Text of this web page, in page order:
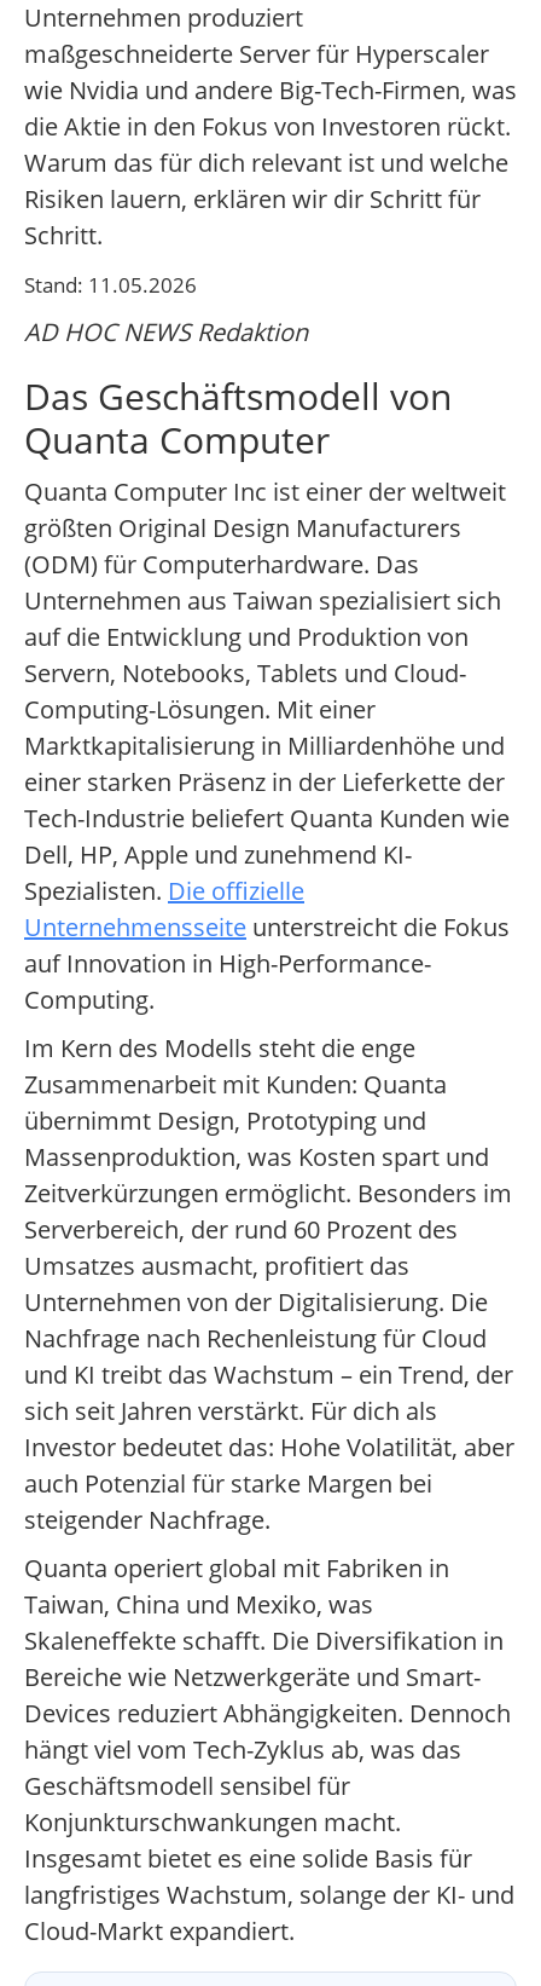
Unternehmen produziert
maßgeschneiderte Server für Hyperscaler
wie Nvidia und andere Big-Tech-Firmen, was
die Aktie in den Fokus von Investoren rückt.
Warum das für dich relevant ist und welche
Risiken lauern, erklären wir dir Schritt für
Schritt.
Stand: 11.05.2026
AD HOC NEWS Redaktion
Das Geschäftsmodell von
Quanta Computer
Quanta Computer Inc ist einer der weltweit
größten Original Design Manufacturers
(ODM) für Computerhardware. Das
Unternehmen aus Taiwan spezialisiert sich
auf die Entwicklung und Produktion von
Servern, Notebooks, Tablets und Cloud-
Computing-Lösungen. Mit einer
Marktkapitalisierung in Milliardenhöhe und
einer starken Präsenz in der Lieferkette der
Tech-Industrie beliefert Quanta Kunden wie
Dell, HP, Apple und zunehmend KI-
Spezialisten. Die offizielle
Unternehmensseite unterstreicht die Fokus
auf Innovation in High-Performance-
Computing.
Im Kern des Modells steht die enge
Zusammenarbeit mit Kunden: Quanta
übernimmt Design, Prototyping und
Massenproduktion, was Kosten spart und
Zeitverkürzungen ermöglicht. Besonders im
Serverbereich, der rund 60 Prozent des
Umsatzes ausmacht, profitiert das
Unternehmen von der Digitalisierung. Die
Nachfrage nach Rechenleistung für Cloud
und KI treibt das Wachstum – ein Trend, der
sich seit Jahren verstärkt. Für dich als
Investor bedeutet das: Hohe Volatilität, aber
auch Potenzial für starke Margen bei
steigender Nachfrage.
Quanta operiert global mit Fabriken in
Taiwan, China und Mexiko, was
Skaleneffekte schafft. Die Diversifikation in
Bereiche wie Netzwerkgeräte und Smart-
Devices reduziert Abhängigkeiten. Dennoch
hängt viel vom Tech-Zyklus ab, was das
Geschäftsmodell sensibel für
Konjunkturschwankungen macht.
Insgesamt bietet es eine solide Basis für
langfristiges Wachstum, solange der KI- und
Cloud-Markt expandiert.